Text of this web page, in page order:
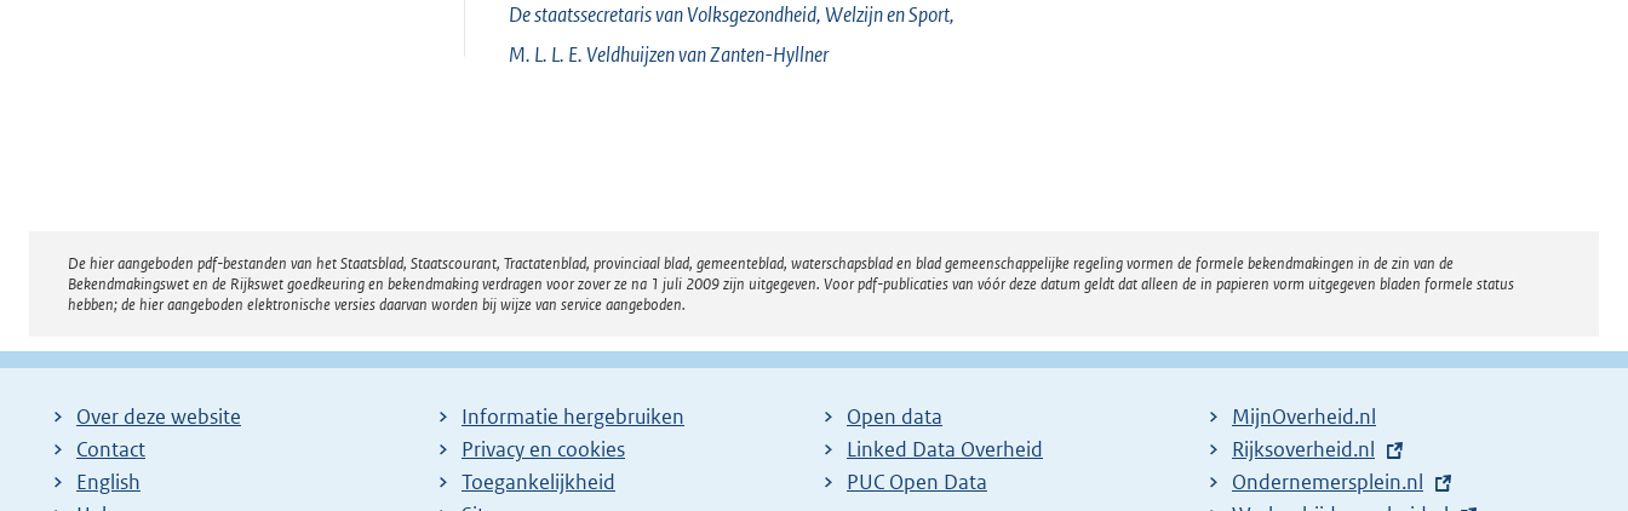
De staatssecretaris van Volksgezondheid, Welzijn en Sport,
M. L. L. E.Veldhuijzen van Zanten-Hyllner
Disclaimer
De hier aangeboden pdf-bestanden van het Staatsblad, Staatscourant, Tractatenblad, provinciaal blad, gemeenteblad, waterschapsblad en blad gemeenschappelijke regeling vormen de formele bekendmakingen in de zin van de
Bekendmakingswet en de Rijkswet goedkeuring en bekendmaking verdragen voor zover ze na 1 juli 2009 zijn uitgegeven. Voor pdf-publicaties van vóór deze datum geldt dat alleen de in papieren vorm uitgegeven bladen formele status
hebben; de hier aangeboden elektronische versies daarvan worden bij wijze van service aangeboden.
Over deze website
Contact
English
Informatie hergebruiken
Privacy en cookies
Toegankelijkheid
Open data
Linked Data Overheid
PUC Open Data
MijnOverheid.nl
E
x
Rijksoverheid.nl
E
Ondernemersplein.nl